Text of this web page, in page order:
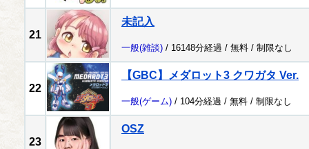
21
未記入
一般(雑談) / 16148分経過 / 無料 / 制限なし
22
【GBC】メダロット3 クワガタ Ver.
一般(ゲーム) / 104分経過 / 無料 / 制限なし
23
OSZ